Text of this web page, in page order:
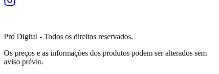
Pro Digital - Todos os direitos reservados.
Os preços e as informações dos produtos podem ser alterados sem
aviso prévio.